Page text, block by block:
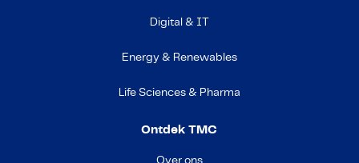
Digital & IT
Energy & Renewables
Life Sciences & Pharma
Ontdek TMC
Over ons